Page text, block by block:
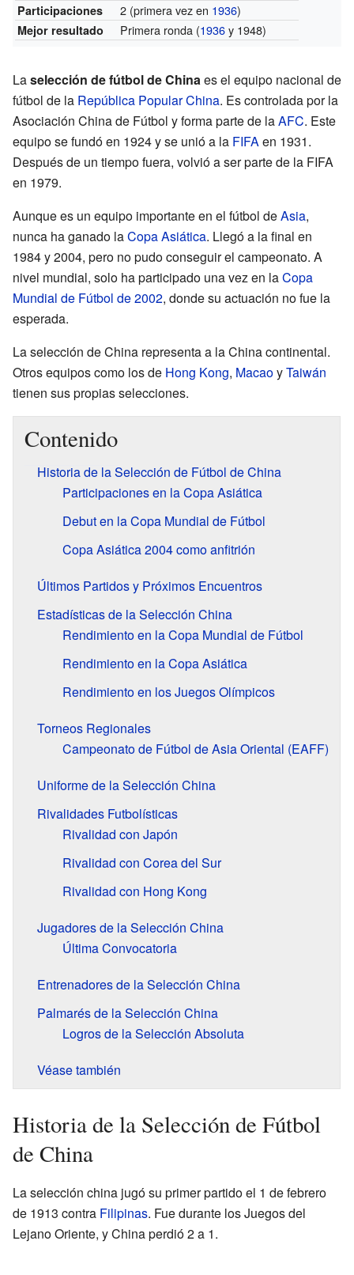
Participaciones
2 (primera vez en 1936)
Mejor resultado Primera ronda (1936y 1948)
Laselección de fútbol de Chinaes el equipo nacional de
fútbol de la República Popular China. Es controlada por la
Asociación China de Fútbol y forma parte de laAFC. Este
equipo se fundó en 1924 y se unió a la FIFAen 1931.
Después de un tiempo fuera, volvió a ser parte de la FIFA
en 1979.
Aunque es un equipo importante en el fútbol deAsia,
nunca ha ganado laCopa Asiática. Llegó a la final en
1984 y 2004, pero no pudo conseguir el campeonato. A
nivel mundial, solo ha participado una vez en laCopa
Mundial de Fútbol de 2002, donde su actuación no fue la
esperada.
La selección de China representa a la China continental.
Otros equipos como los de Hong Kong, MacaoyTaiwán
tienen sus propias selecciones.
Contenido
Historia de la Selección de Fútbol de China
Participaciones en la Copa Asiática
Debut en la Copa Mundial de Fútbol
Copa Asiática 2004 como anfitrión
Últimos Partidos y Próximos Encuentros
Estadísticas de la Selección China
Rendimiento en la Copa Mundial de Fútbol
Rendimiento en la Copa Asiática
Rendimiento en los Juegos Olímpicos
Torneos Regionales
Campeonato de Fútbol de Asia Oriental (EAFF)
Uniforme de la Selección China
Rivalidades Futbolísticas
Rivalidad con Japón
Rivalidad con Corea del Sur
Rivalidad con Hong Kong
Jugadores de la Selección China
Última Convocatoria
Entrenadores de la Selección China
Palmarés de la Selección China
Logros de la Selección Absoluta
Véase también
Historia de la Selección de Fútbol
de China
La selección china jugó su primer partido el 1 de febrero
de 1913 contra Filipinas. Fue durante los Juegos del
Lejano Oriente, y China perdió 2 a 1.